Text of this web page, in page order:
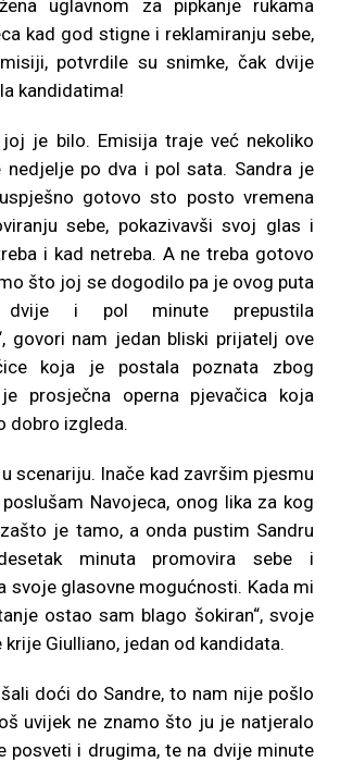
uglavnom za pipkanje rukama
kad god stigne i reklamiranju sebe,
potvrdile su snimke, čak dvije
kandidatima!
joj je bilo. Emisija traje već nekoliko
nedjelje po dva i pol sata. Sandra je
gotovo sto posto vremena
sebe, pokazivavši svoj glas i
i kad netreba. A ne treba gotovo
što joj se dogodilo pa je ovog puta
dvije i pol minute prepustila
govori nam jedan bliski prijatelj ove
koja je postala poznata zbog
prosječna operna pjevačica koja
dobro izgleda.
scenariju. Inače kad završim pjesmu
Navojeca, onog lika za kog
je tamo, a onda pustim Sandru
minuta promovira sebe i
svoje glasovne mogućnosti. Kada mi
ostao sam blago šokiran“, svoje
krije Giulliano, jedan od kandidata.
doći do Sandre, to nam nije pošlo
uvijek ne znamo što ju je natjeralo
posveti i drugima, te na dvije minute